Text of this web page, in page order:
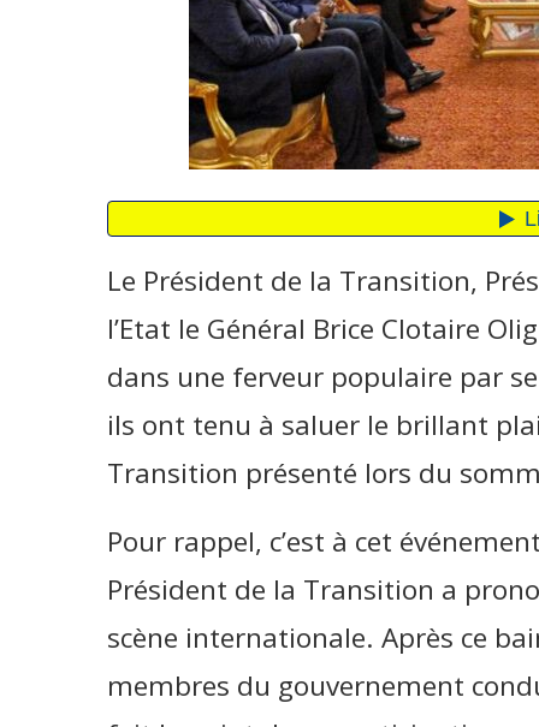
Le Président de la Transition,
l’Etat le Général Brice Clotaire
dans une ferveur populaire par
ils ont tenu à saluer le brillant
Transition présenté lors du
Pour rappel, c’est à cet
Président de la Transition a
scène internationale. Après ce
membres du gouvernement